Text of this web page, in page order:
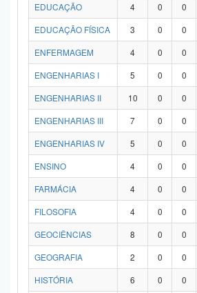
EDUCAÇÃO
4 0 0
EDUCAÇÃO FÍSICA
3 0 0
ENFERMAGEM
4 0 0
ENGENHARIAS I
5 0 0
ENGENHARIAS II
10 0 0
ENGENHARIAS III
7 0 0
ENGENHARIAS IV
5 0 0
ENSINO
4 0 0
FARMÁCIA
4 0 0
FILOSOFIA
4 0 0
GEOCIÊNCIAS
8 0 0
GEOGRAFIA
2 0 0
HISTÓRIA
6 0 0